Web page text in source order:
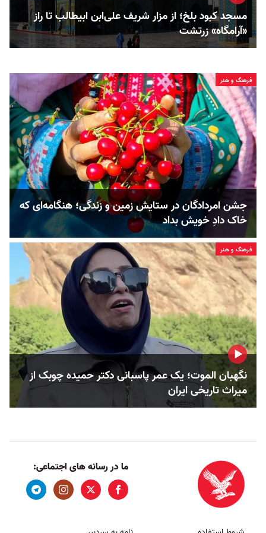
مسجد کبود بلخ؛ از مزار شریف علی‌ابن ابیطالب تا راز
«آرامگاه» زرتشت
فرهنگ و هنر
جشن امردادگان در ستایش زمین و زندگی؛ هنگامه‌ای که
خاک دادِ خویش بداد
فرهنگ و هنر
نگهبان الموت؛ یک عمر پاسبانی دکتر حمیده چوبک از
میراث تاریخی ایران
ما در رسانه های اجتماعی: